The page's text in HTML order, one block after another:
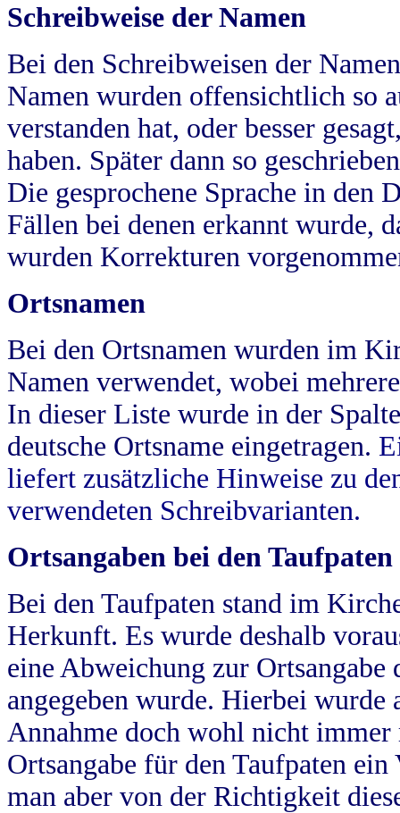
Schreibweise der Namen
Bei den Schreibweisen der
Namen wurden offensichtlich so
verstanden hat, oder besser
haben. Später dann so
Die gesprochene Sprache in
Fällen bei denen erkannt wurde,
wurden Korrekturen
Ortsnamen
Bei den Ortsnamen wurden im
Namen verwendet, wobei
In dieser Liste wurde in der
deutsche Ortsname eingetragen.
liefert zusätzliche Hinweise zu
verwendeten Schreibvarianten.
Ortsangaben bei den Taufpaten
Bei den Taufpaten stand im
Herkunft. Es wurde deshalb
eine Abweichung zur
angegeben wurde. Hierbei wurde
Annahme doch wohl nicht
Ortsangabe für den Taufpaten
man aber von der Richtigkeit